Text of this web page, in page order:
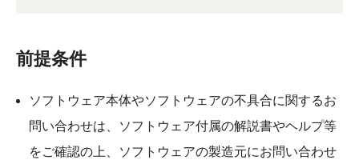
前提条件
ソフトウェア本体やソフトウェアの不具合に関するお
問い合わせは、ソフトウェア付属の解説書やヘルプ等
をご確認の上、ソフトウェアの製造元にお問い合わせ